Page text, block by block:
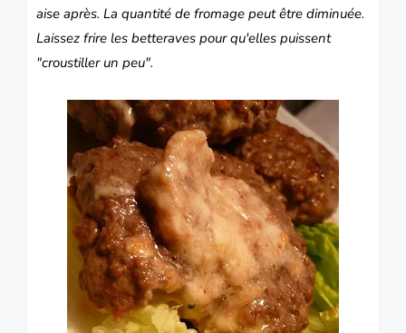
aise après. La quantité de fromage peut être diminuée.
Laissez frire les betteraves pour qu'elles puissent
"croustiller un peu".